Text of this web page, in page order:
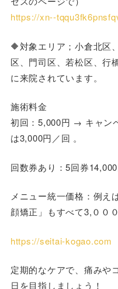
https://xn--
🔶対象エリア；小倉北区
区、門司区、若松区、行
に来院されています。
施術料金
初回：5,000円 → キャン
は3,000円／回 。
回数券あり：5回券
メニュー統一価格：例え
顔矯正」もすべて3,００
https://seitai-kogao.com
定期的なケアで、痛みや
日を目指しましょう！